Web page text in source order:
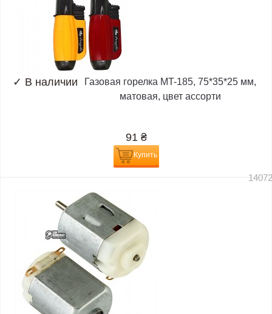
✓ В наличии
Газовая горелка MT-185, 75*35*25 мм,
матовая, цвет ассорти
91 ₴
Купить